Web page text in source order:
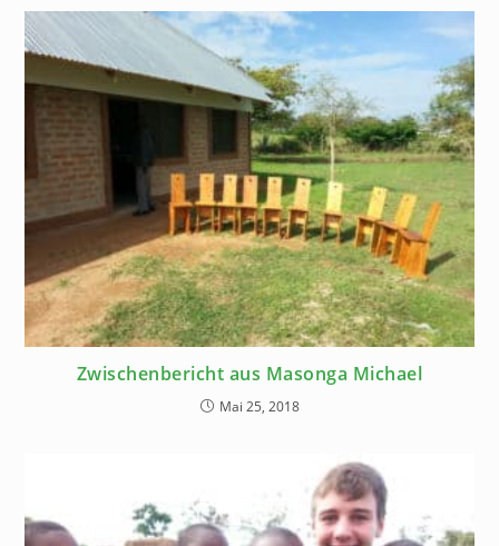
Zwischenbericht aus Masonga Michael
Mai 25, 2018